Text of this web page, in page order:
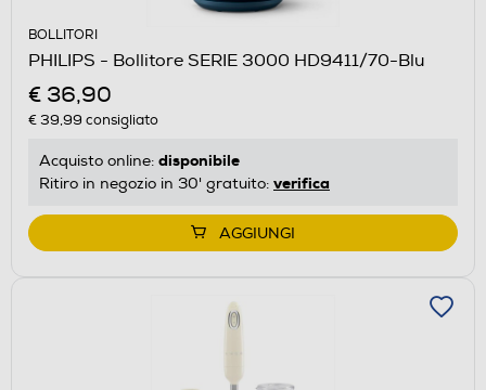
BOLLITORI
PHILIPS - Bollitore SERIE 3000 HD9411/70-Blu
€ 36,90
€ 39,99 consigliato
Acquisto online: disponibile
Ritiro in negozio in 30' gratuito: verifica
AGGIUNGI